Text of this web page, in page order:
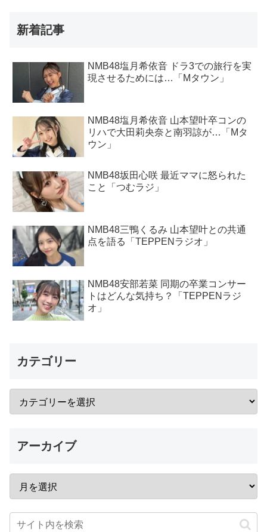
新着記事
NMB48塩月希依音 ドラ3での旅行を実
現させるためには…「Mタウン」
NMB48塩月希依音 山本望叶卒コンの
リハで大田莉央奈と南羽諒が…「Mタ
ウン」
NMB48坂田心咲 最近ママに怒られた
こと「つむラジ」
NMB48三鴨くるみ 山本望叶との共通
点を語る「TEPPENラジオ」
NMB48安部若菜 同期の卒業コンサー
トはどんな気持ち？「TEPPENラジ
オ」
カテゴリー
アーカイブ